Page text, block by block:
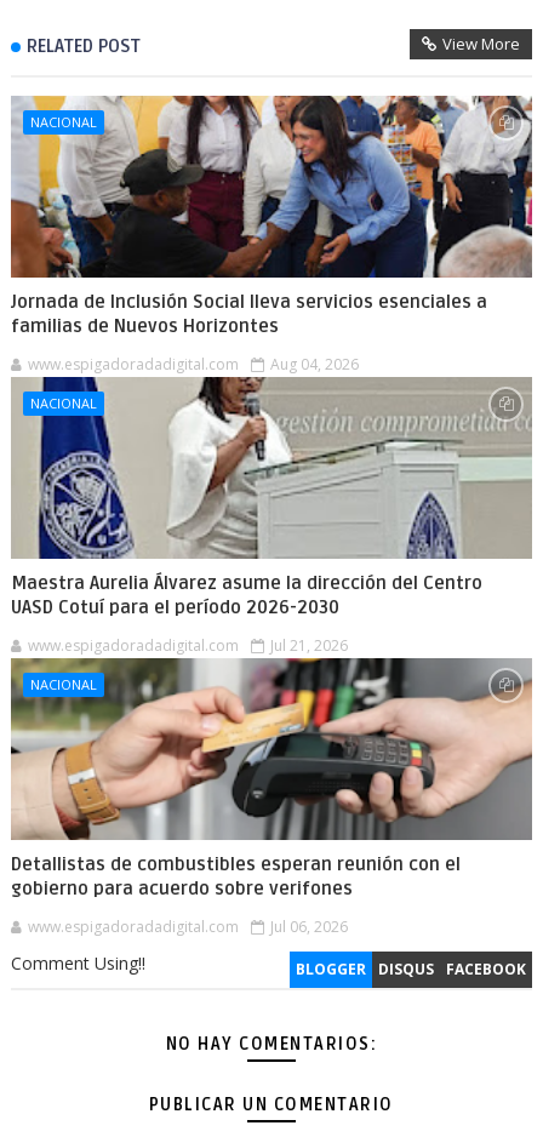
RELATED POST View More
NACIONAL
Jornada de Inclusión Social lleva servicios esenciales a
familias de Nuevos Horizontes
www.espigadoradadigital.com Aug 04, 2026
NACIONAL
Maestra Aurelia Álvarez asume la dirección del Centro
UASD Cotuí para el período 2026-2030
www.espigadoradadigital.com Jul 21, 2026
NACIONAL
Detallistas de combustibles esperan reunión con el
gobierno para acuerdo sobre verifones
www.espigadoradadigital.com Jul 06, 2026
BLOGGER DISQUS FACEBOOK
Comment Using!!
NO HAY COMENTARIOS:
PUBLICAR UN COMENTARIO